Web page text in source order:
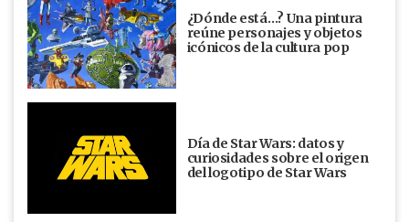
¿Dónde está…? Una pintura
reúne personajes y objetos
icónicos de la cultura pop
Día de Star Wars: datos y
curiosidades sobre el origen
del logotipo de Star Wars